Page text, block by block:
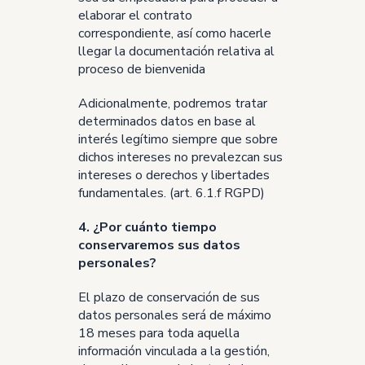
elaborar el contrato
correspondiente, así como hacerle
llegar la documentación relativa al
proceso de bienvenida
Adicionalmente, podremos tratar
determinados datos en base al
interés legítimo siempre que sobre
dichos intereses no prevalezcan sus
intereses o derechos y libertades
fundamentales. (art. 6.1.f RGPD)
4. ¿Por cuánto tiempo
conservaremos sus datos
personales?
El plazo de conservación de sus
datos personales será de máximo
18 meses para toda aquella
información vinculada a la gestión,